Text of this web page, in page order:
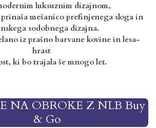
luksuznim dizajnom,
mešanico prefinjenega sloga in
sodobnega dizajna.
iz prašno barvane kovine in lesa-
hrast
ki bo trajala še mnogo let.
NA OBROKE Z NLB Buy
& Go